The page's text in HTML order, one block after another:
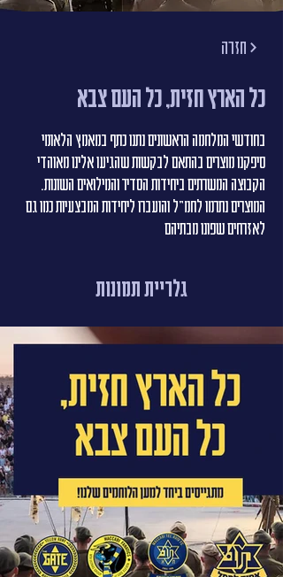
חזרה >
כל הארץ חזית, כל העם צבא
בחודשי המלחמה הראשונים נתנו כתף במאמץ הלאומי
סיפקנו מוצרים בהתאם לבקשות שהגיעו אלינו מאוהדי
הקבוצה המשרתים ביחידות הסדיר והמילואים השונות.
המוצרים נתרמו לחמ"ל והועברו ליחידות המבצעיות כמו גם
לאזרחים שפונו מבתיהם
גלריית תמונות